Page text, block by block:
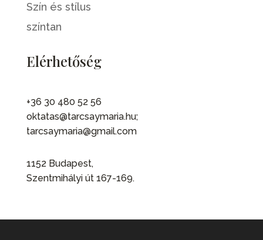
Szín és stílus
színtan
Elérhetőség
+36 30 480 52 56
oktatas@tarcsaymaria.hu;
tarcsaymaria@gmail.com
1152 Budapest,
Szentmihályi út 167-169.